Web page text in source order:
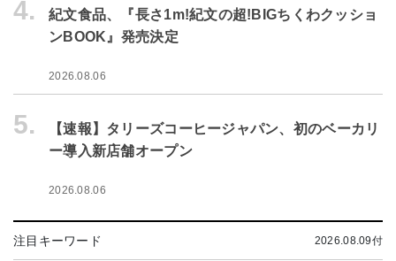
4.
紀文食品、『長さ1m!紀文の超!BIGちくわクッショ
ンBOOK』発売決定
2026.08.06
5.
【速報】タリーズコーヒージャパン、初のベーカリ
ー導入新店舗オープン
2026.08.06
注目キーワード 2026.08.09付